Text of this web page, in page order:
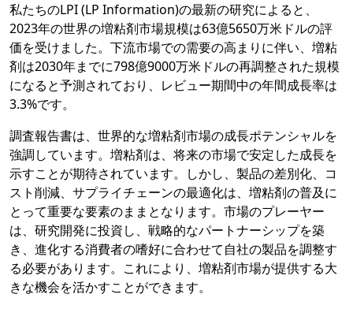
私たちのLPI (LP Information)の最新の研究によると、
2023年の世界の増粘剤市場規模は63億5650万米ドルの評
価を受けました。下流市場での需要の高まりに伴い、増粘
剤は2030年までに798億9000万米ドルの再調整された規模
になると予測されており、レビュー期間中の年間成長率は
3.3%です。
調査報告書は、世界的な増粘剤市場の成長ポテンシャルを
強調しています。増粘剤は、将来の市場で安定した成長を
示すことが期待されています。しかし、製品の差別化、コ
スト削減、サプライチェーンの最適化は、増粘剤の普及に
とって重要な要素のままとなります。市場のプレーヤー
は、研究開発に投資し、戦略的なパートナーシップを築
き、進化する消費者の嗜好に合わせて自社の製品を調整す
る必要があります。これにより、増粘剤市場が提供する大
きな機会を活かすことができます。